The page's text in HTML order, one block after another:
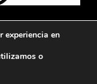
leo.
experiencia en
o